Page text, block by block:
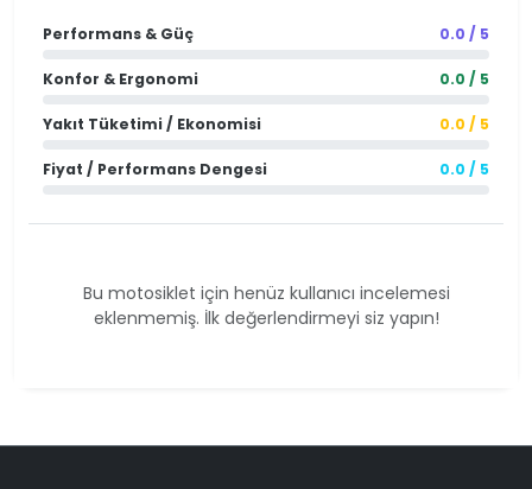
Performans & Güç 0.0 / 5
Konfor & Ergonomi 0.0 / 5
Yakıt Tüketimi / Ekonomisi 0.0 / 5
Fiyat / Performans Dengesi 0.0 / 5
Bu motosiklet için henüz kullanıcı incelemesi
eklenmemiş. İlk değerlendirmeyi siz yapın!